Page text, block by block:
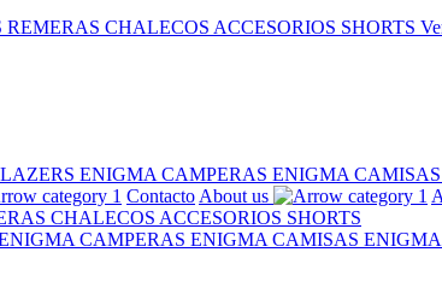
REMERAS CHALECOS ACCESORIOS SHORTS
ENIGMA CAMPERAS ENIGMA
Contacto About us
CHALECOS ACCESORIOS SHORTS
CAMPERAS ENIGMA CAMISAS ENIGMA